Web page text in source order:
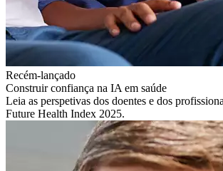
Recém-lançado
Construir confiança na IA em saúde
Leia as perspetivas dos doentes e dos
Future Health Index 2025.